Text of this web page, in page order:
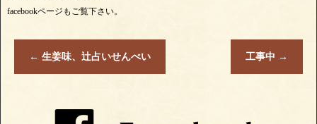
facebookページもご覧下さい。
← 生姜味、辻占いせんべい 工事中 →